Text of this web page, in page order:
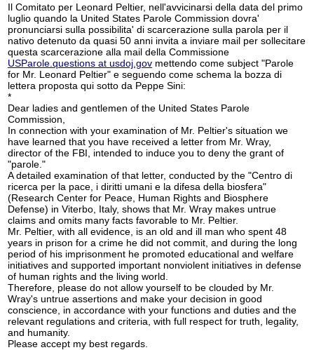
Il Comitato per Leonard Peltier, nell'avvicinarsi della data del primo
luglio quando la United States Parole Commission dovra'
pronunciarsi sulla possibilita' di scarcerazione sulla parola per il
nativo detenuto da quasi 50 anni invita a inviare mail per sollecitare
questa scarcerazione alla mail della Commissione
USParole.questions at usdoj.govmettendo come subject "Parole
for Mr. Leonard Peltier" e seguendo come schema la bozza di
lettera proposta qui sotto da Peppe Sini:
*
Dear ladies and gentlemen of the United States Parole
Commission,
In connection with your examination of Mr. Peltier's situation we
have learned that you have received a letter from Mr. Wray,
director of the FBI, intended to induce you to deny the grant of
"parole."
A detailed examination of that letter, conducted by the "Centro di
ricerca per la pace, i diritti umani e la difesa della biosfera"
(Research Center for Peace, Human Rights and Biosphere
Defense) in Viterbo, Italy, shows that Mr. Wray makes untrue
claims and omits many facts favorable to Mr. Peltier.
Mr. Peltier, with all evidence, is an old and ill man who spent 48
years in prison for a crime he did not commit, and during the long
period of his imprisonment he promoted educational and welfare
initiatives and supported important nonviolent initiatives in defense
of human rights and the living world.
Therefore, please do not allow yourself to be clouded by Mr.
Wray's untrue assertions and make your decision in good
conscience, in accordance with your functions and duties and the
relevant regulations and criteria, with full respect for truth, legality,
and humanity.
Please accept my best regards.